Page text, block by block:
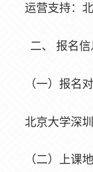
运营支持：
二、 报名信
（一）报名对
北京大学深
（二）上课